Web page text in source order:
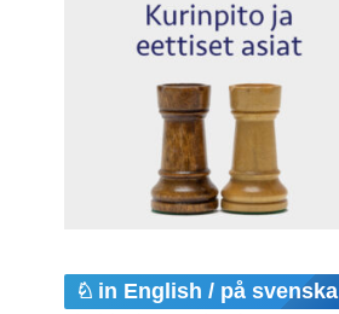
in English / på svenska